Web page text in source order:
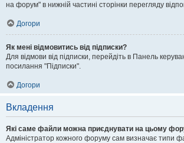
на форум" в нижній частині сторінки перегляду
Догори
Як мені відмовитись від підписки?
Для відмови від підписки, перейдіть в Панель
посилання "Підписки".
Догори
Вкладення
Які саме файли можна приєднувати на цьому
Адміністратор кожного форуму сам визначає типи